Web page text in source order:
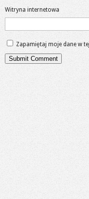
Witryna internetowa
Zapamiętaj moje dane w